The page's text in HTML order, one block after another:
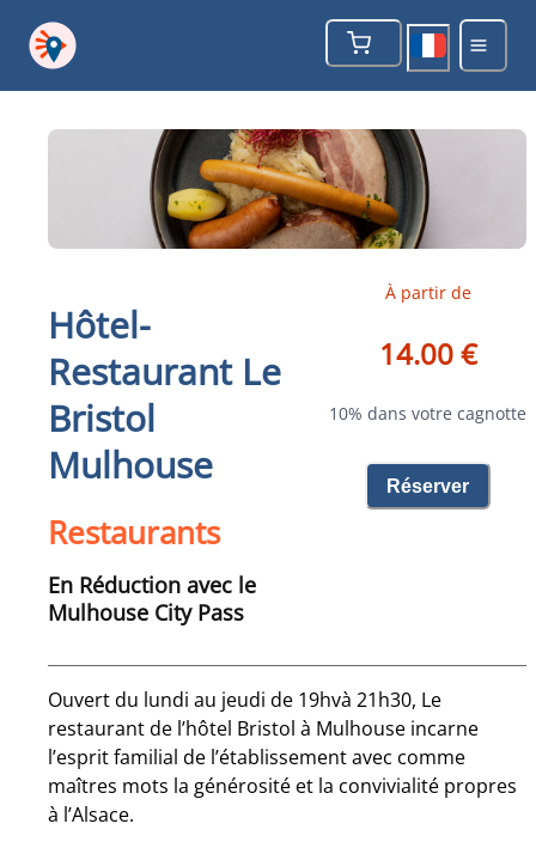
Hôtel-
Restaurant Le
Bristol
Mulhouse
Restaurants
En Réduction avec le
Mulhouse City Pass
À partir de
14.00 €
10% dans votre cagnotte
Réserver
Ouvert du lundi au jeudi de 19hvà 21h30, Le
restaurant de l’hôtel Bristol à Mulhouse incarne
l’esprit familial de l’établissement avec comme
maîtres mots la générosité et la convivialité propres
à l’Alsace.